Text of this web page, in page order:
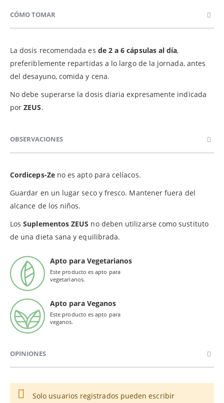
CÓMO TOMAR
La dosis recomendada es de 2 a 6 cápsulas al día,
preferiblemente repartidas a lo largo de la jornada, antes
del desayuno, comida y cena.
No debe superarse la dosis diaria expresamente indicada
porZEUS.
OBSERVACIONES
Cordiceps-Zeno es apto para celíacos.
Guardar en un lugar seco y fresco. Mantener fuera del
alcance de los niños.
LosSuplementos ZEUS no deben utilizarse como sustituto
de una dieta sana y equilibrada.
Apto para Vegetarianos
Este producto es apto para
vegetarianos.
Apto para Veganos
Este producto es apto para
veganos.
OPINIONES
Solo usuarios registrados pueden escribir